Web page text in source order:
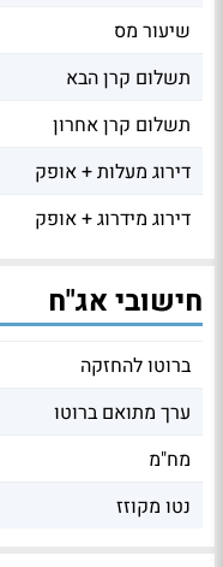
שיעור מס
תשלום קרן הבא
תשלום קרן אחרון
דירוג מעלות + אופק
דירוג מידרוג + אופק
חישובי אג"ח
ברוטו להחזקה
ערך מתואם ברוטו
מח"מ
נטו מקוזז